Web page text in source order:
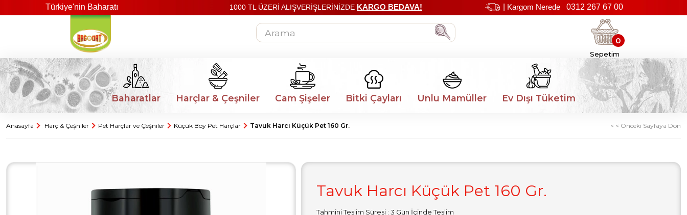
Türkiye'nin Baharatı 1000 TL ÜZERİ ALIŞVERİŞLERİNİZDE KARGO BEDAVA! Kargom Nerede 0312 267 67 00
Sepetim
0
Baharatlar Harçlar & Çeşniler Cam Şişeler Bitki Çayları Unlu Mamüller Ev Dışı Tüketim
Anasayfa Harç & Çeşniler Pet Harçlar ve Çeşniler Küçük Boy Pet Harçlar Tavuk Harcı Küçük Pet 160 Gr. < < Önceki Sayfaya Dön
Tavuk Harcı Küçük Pet 160 Gr.
Tahmini Teslim Süresi : 3 Gün İçinde Teslim